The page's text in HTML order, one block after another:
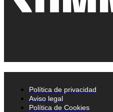
Política de privacidad
Aviso legal
Política de Cookies